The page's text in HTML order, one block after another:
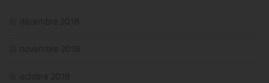
décembre 2018
novembre 2018
octobre 2018